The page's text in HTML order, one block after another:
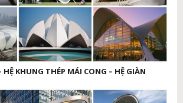
HỆ KHUNG THÉP MÁI CONG – HỆ GIÀN